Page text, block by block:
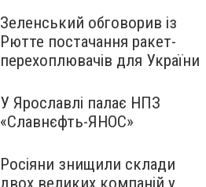
Зеленський обговорив із
Рютте постачання ракет-
перехоплювачів для України
У Ярославлі палає НПЗ
«Славнєфть-ЯНОС»
Росіяни знищили склади
двох великих компаній у